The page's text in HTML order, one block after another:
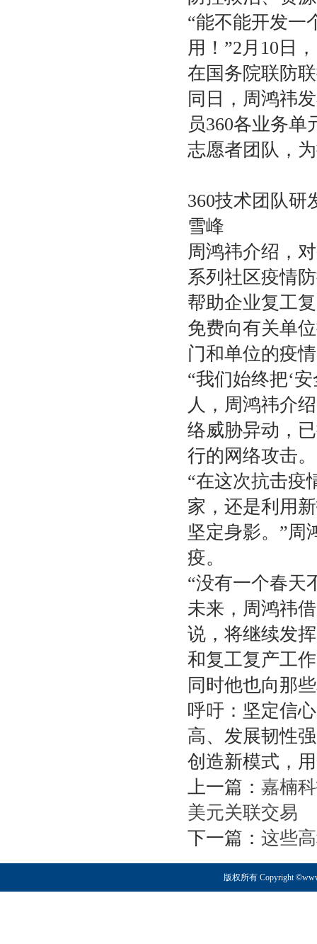
“能不能开发一
用！”2月10日
在国务院联防
同日，周鸿祎
员360各业务
志愿者团队，
360技术团队研
雪峰
周鸿祎介绍，
系列社区疫情
帮助企业复工
免费向有关单
门和单位的疫
“我们始终把‘
人，周鸿祎介
络威胁异动，
行的网络攻击。
“在这次抗击疫
家，还是利用
坚定身影。”周
疫。
“没有一个春天
未来，周鸿祎
说，将继续发
和复工复产工
同时他也向那
呼吁：坚定信
高、发展韧性
创造新模式，
上一篇： 嘉楠
美元关联交易
下一篇： 这些
版权所有 Copyright